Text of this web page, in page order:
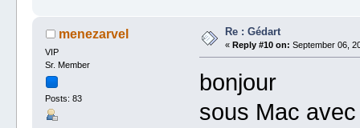
menezarvel
VIP
Sr. Member
Posts: 83
Re : Gédart
«Reply #10 on: September 06,
bonjour
sous Mac